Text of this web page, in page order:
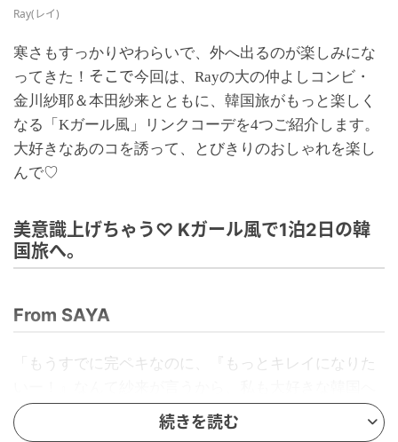
Ray(レイ)
寒さもすっかりやわらいで、外へ出るのが楽しみにな
ってきた！ そこで今回は、Rayの大の仲よしコンビ・
金川紗耶＆本田紗来とともに、韓国旅がもっと楽しく
なる「Kガール風」リンクコーデを4つご紹介します。
大好きなあのコを誘って、とびきりのおしゃれを楽し
んで♡
美意識上げちゃう♡ Kガール風で1泊2日の韓
国旅へ。
From SAYA
「もうすでに完ペキなのに、『もっとキレイになりた
ゴー。
お姉さんっぽく見えるように、ジャケットやレ
イヤードで
こなれ感をアピール。紗来の隣が似あう私
続きを読む